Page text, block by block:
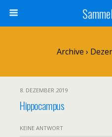
Archive ›
8. DEZEMBER 2019
Hippocampus
KEINE ANTWORT